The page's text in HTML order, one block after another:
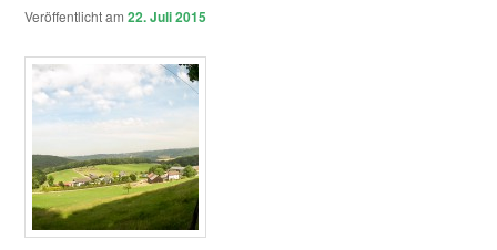
Veröffentlicht am22. Juli 2015